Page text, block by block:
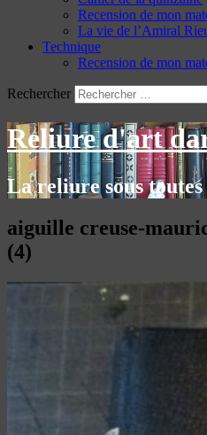
Recension de mon
La vie de l’Amiral
Technique
Recension de mon
Rechercher
Reliure d'art
La reliure sous toutes
aiguille creuse-
(4)